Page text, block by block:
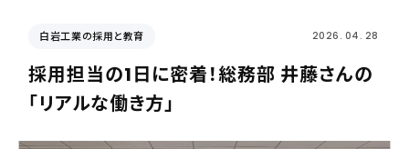
白岩工業の採用と教育 2026. 04. 28
採用担当の1日に密着！総務部 井藤さんの
「リアルな働き方」